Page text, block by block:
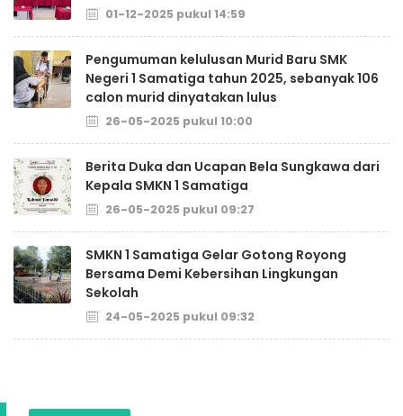
01-12-2025 pukul 14:59
Pengumuman kelulusan Murid Baru SMK
Negeri 1 Samatiga tahun 2025, sebanyak 106
calon murid dinyatakan lulus
26-05-2025 pukul 10:00
Berita Duka dan Ucapan Bela Sungkawa dari
Kepala SMKN 1 Samatiga
26-05-2025 pukul 09:27
SMKN 1 Samatiga Gelar Gotong Royong
Bersama Demi Kebersihan Lingkungan
Sekolah
24-05-2025 pukul 09:32